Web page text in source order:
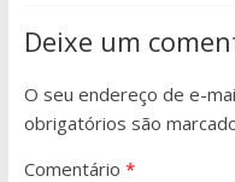
Deixe um
O seu endereço de e-
obrigatórios são
Comentário *